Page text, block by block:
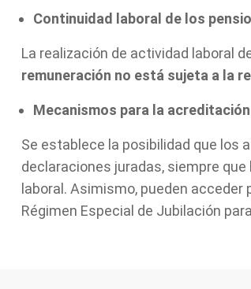
Continuidad laboral de los
La realización de actividad laboral
remuneración no está sujeta a la
Mecanismos para la
Se establece la posibilidad que los
declaraciones juradas, siempre
laboral. Asimismo, pueden
Régimen Especial de Jubilación